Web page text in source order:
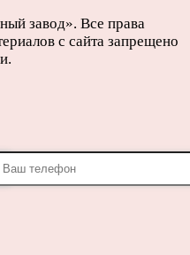
завод». Все права
с сайта запрещено